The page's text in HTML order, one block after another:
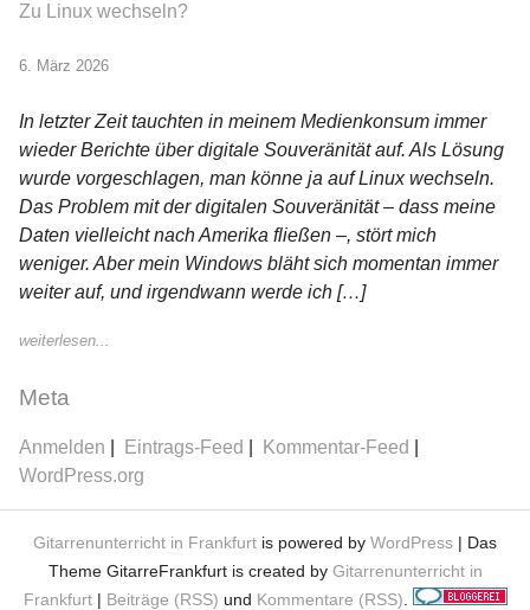
Zu Linux wechseln?
6. März 2026
In letzter Zeit tauchten in meinem Medienkonsum immer
wieder Berichte über digitale Souveränität auf. Als Lösung
wurde vorgeschlagen, man könne ja auf Linux wechseln.
Das Problem mit der digitalen Souveränität – dass meine
Daten vielleicht nach Amerika fließen –, stört mich
weniger. Aber mein Windows bläht sich momentan immer
weiter auf, und irgendwann werde ich […]
weiterlesen...
Meta
Anmelden Eintrags-Feed
Kommentar-Feed
WordPress.org
Gitarrenunterricht in Frankfurt is powered by WordPress | Das
Theme GitarreFrankfurt is created by Gitarrenunterricht in
Frankfurt| Beiträge (RSS) und Kommentare (RSS)